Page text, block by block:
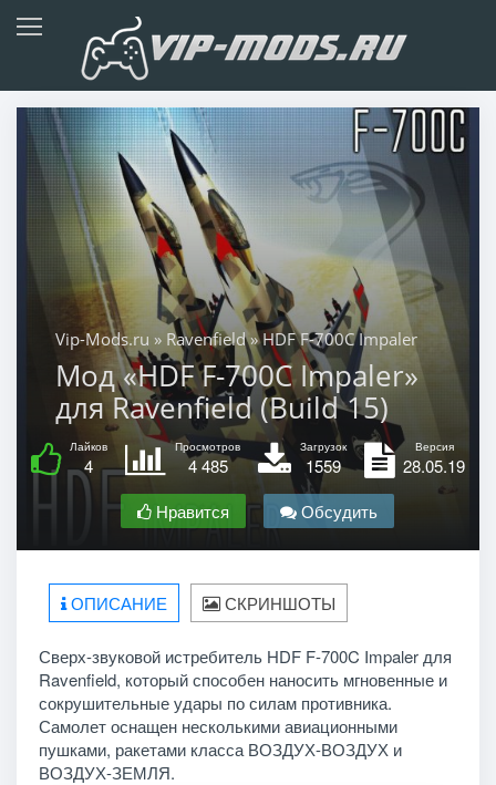
Vip-Mods.ru » Ravenfield» HDF F-700C Impaler
Мод «HDF F-700C Impaler»
для Ravenfield (Build 15)
Лайков
4
Просмотров
4 485
Загрузок
1559
Версия
28.05.19
Нравится
Обсудить
ОПИСАНИЕ СКРИНШОТЫ
Сверх-звуковой истребитель HDF F-700C Impaler для
Ravenfield, который способен наносить мгновенные и
сокрушительные удары по силам противника.
Самолет оснащен несколькими авиационными
пушками, ракетами класса ВОЗДУХ-ВОЗДУХ и
ВОЗДУХ-ЗЕМЛЯ.